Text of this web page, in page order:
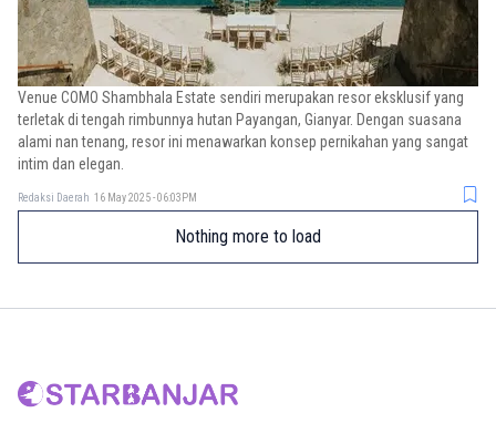
Venue COMO Shambhala Estate sendiri merupakan resor eksklusif yang
terletak di tengah rimbunnya hutan Payangan, Gianyar. Dengan suasana
alami nan tenang, resor ini menawarkan konsep pernikahan yang sangat
intim dan elegan.
Redaksi Daerah 16 May 2025 - 06:03PM
Nothing more to load